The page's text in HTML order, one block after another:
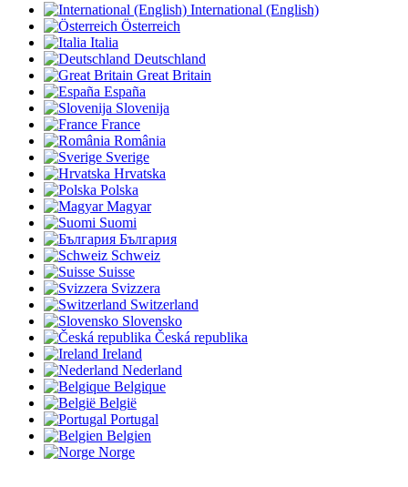
International (English)
Österreich
Italia
Deutschland
Great Britain
España
Slovenija
France
România
Sverige
Hrvatska
Polska
Magyar
Suomi
България
Schweiz
Suisse
Svizzera
Switzerland
Slovensko
Česká republika
Ireland
Nederland
Belgique
België
Portugal
Belgien
Norge